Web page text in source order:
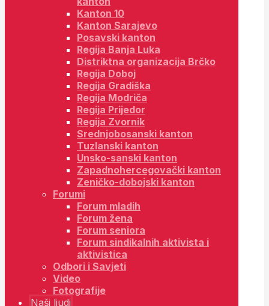
Kanton 10
Kanton Sarajevo
Posavski kanton
Regija Banja Luka
Distriktna organizacija Brčko
Regija Doboj
Regija Gradiška
Regija Modriča
Regija Prijedor
Regija Zvornik
Srednjobosanski kanton
Tuzlanski kanton
Unsko-sanski kanton
Zapadnohercegovački kanton
Zeničko-dobojski kanton
Forumi
Forum mladih
Forum žena
Forum seniora
Forum sindikalnih aktivista i
aktivistica
Odbori i Savjeti
Video
Fotografije
Naši ljudi